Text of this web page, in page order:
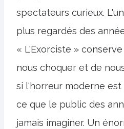
spectateurs curieux.
plus regardés des
« L'Exorciste »
nous choquer et de
si l'horreur moderne
ce que le public des
jamais imaginer. Un